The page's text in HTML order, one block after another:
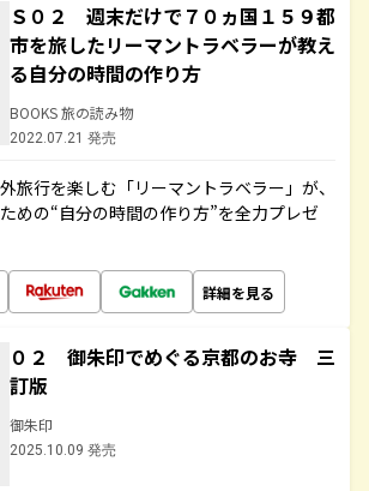
Ｓ０２ 週末だけで７０ヵ国１５９都
市を旅したリーマントラベラーが教え
る自分の時間の作り方
BOOKS 旅の読み物
2022.07.21 発売
旅行を楽しむ「リーマントラベラー」が、
めの“自分の時間の作り方”を全力プレゼ
詳細を見る
０２ 御朱印でめぐる京都のお寺 三
訂版
御朱印
2025.10.09 発売